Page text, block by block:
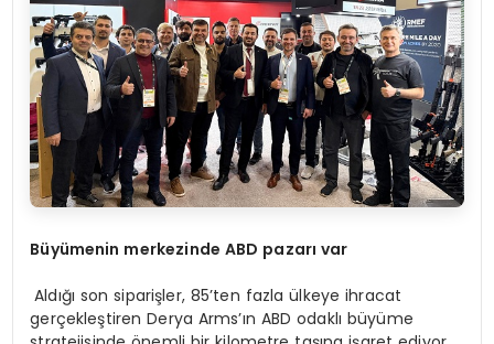
Büyümenin merkezinde ABD pazarı var
Aldığı son siparişler, 85’ten fazla ülkeye ihracat
gerçekleştiren Derya Arms’ın ABD odaklı büyüme